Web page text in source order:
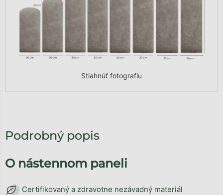
Stiahnúť fotografiu
Podrobný popis
O nástennom paneli
Certifikovaný a zdravotne nezávadný materiál